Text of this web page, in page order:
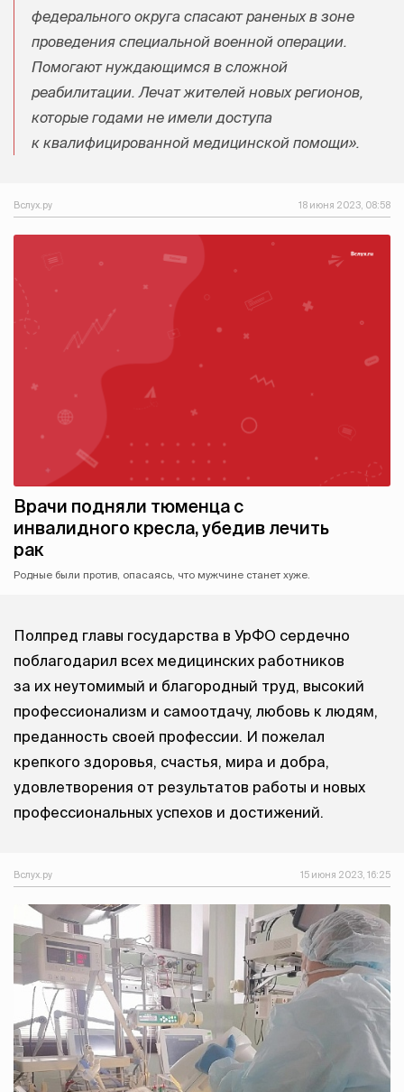
федерального округа спасают раненых в зоне
проведения специальной военной операции.
Помогают нуждающимся в сложной
реабилитации. Лечат жителей новых регионов,
которые годами не имели доступа
к квалифицированной медицинской помощи».
Вслух.ру 18 июня 2023, 08:58
Врачи подняли тюменца с
инвалидного кресла, убедив лечить
рак
Родные были против, опасаясь, что мужчине станет хуже.
Полпред главы государства в УрФО сердечно
поблагодарил всех медицинских работников
за их неутомимый и благородный труд, высокий
профессионализм и самоотдачу, любовь к людям,
преданность своей профессии. И пожелал
крепкого здоровья, счастья, мира и добра,
удовлетворения от результатов работы и новых
профессиональных успехов и достижений.
Вслух.ру 15 июня 2023, 16:25